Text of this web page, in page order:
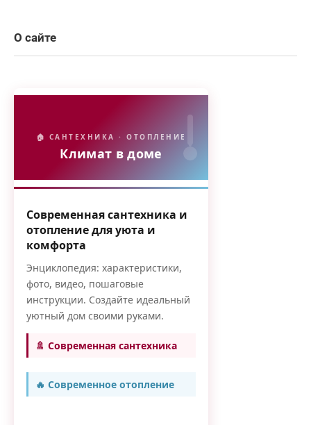
О сайте
🏠 САНТЕХНИКА · ОТОПЛЕНИЕ
Климат в доме
Современная сантехника и
отопление для уюта и
комфорта
Энциклопедия: характеристики,
фото, видео, пошаговые
инструкции. Создайте идеальный
уютный дом своими руками.
🚿 Современная сантехника
🔥 Современное отопление